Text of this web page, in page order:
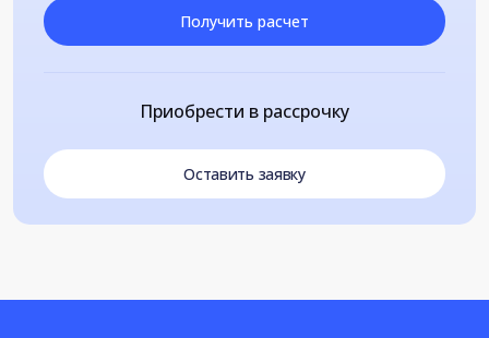
Получить расчет
Приобрести в рассрочку
Оставить заявку